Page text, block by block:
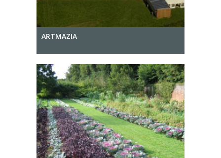
ARTMAZIA